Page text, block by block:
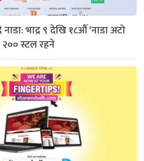
भाद्र ९ देखि १८औँ ‘नाडा अटो
२०० स्टल रहने